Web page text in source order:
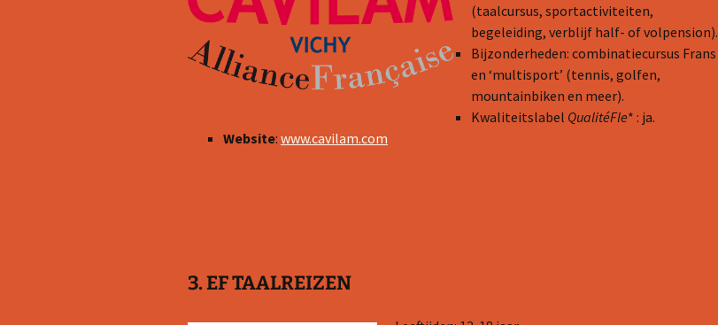
(taalcursus, sportactiviteiten,
begeleiding, verblijf half- of volpension).
Bijzonderheden: combinatiecursus Frans
en ‘multisport’ (tennis, golfen,
mountainbiken en meer).
Kwaliteitslabel QualitéFle* : ja.
Website: www.cavilam.com
3. EF TAALREIZEN